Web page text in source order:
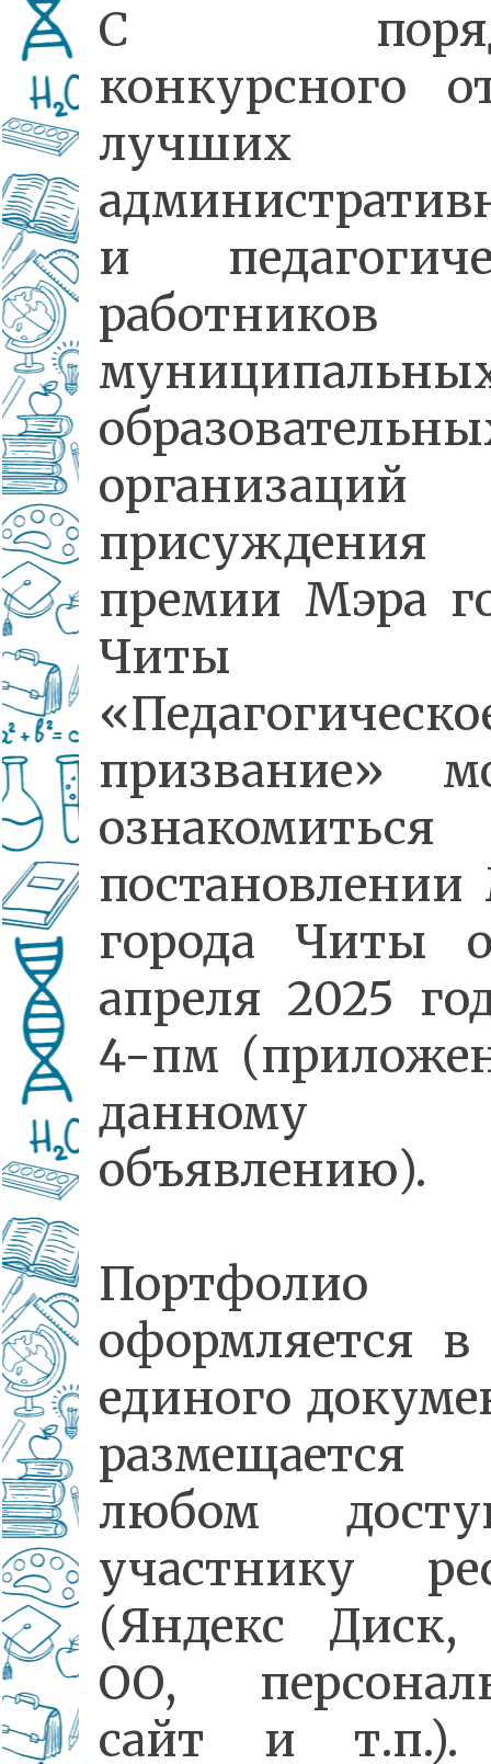
С
конкурсного
лучших
и
работников
присуждения
премии Мэра
Читы
призвание»
постановлении
города Читы
апреля 2025
4-пм
данному
объявлению).
Портфолио
оформляется в
единого
любом
участнику
(Яндекс Диск,
ОО,
сайт и т.п.).